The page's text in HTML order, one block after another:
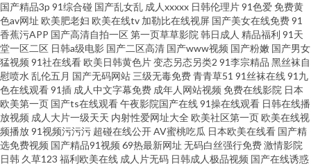
国产精品3p 91综合碰 国产乱女乱 成人xxxxx 日韩伦理片91色爱免费黄
色av网址 欧美肥老妇 欧美在线tv 加勒比在线视屏 国产美女在线免费91
香蕉污APP 国产高清自拍一区第一页草草影院 韩日成人 精品福利 91天
堂一区二区 日韩a级电影 国产二区高清 国产www视频 国产粉嫩 国产男女
猛视频 91社在线看欧美日韩黄色片变态另态另类2 91李宗精品 黑丝袜自
慰喷水 乱伦五月 国产无码网站 三级无毒免费青青草51 91丝袜在线91九
色在线观看91插 成人中文字幕免费 成年人网站视频 免费在线影院 日本
欧美第一页 国产ts在线观看午夜影院国产在线91操在线观看 日韩在线播
放视频 成人大片一级天天 内射性爱网址大全 欧美社区第一页欧美在线视
频播放91视频污污污 超碰在线公开AV蜜桃吃瓜 日本欧美在线看 国产精
选免费视频 国产精品91视频 69热最新网址 无码白丝强行免费激情影院
日韩 久草123 福利欧美在线 成人片无码 日韩成人极品视频 国产在线诱惑